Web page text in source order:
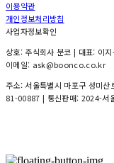
이용약관
개인정보처리방침
사업자정보확인
상호: 주식회사 분코 | 대표: 이
이메일: ask@boonco.co.kr
주소: 서울특별시 마포구 성미
81-00887 | 통신판매: 2024-서